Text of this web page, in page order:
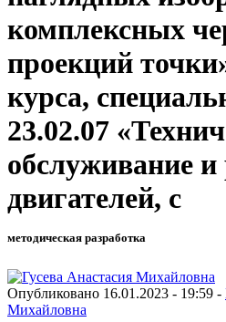
комплексных
проекций
курса,
23.02.07
обслуживание
двигателей, с
методическая разработка
Опубликовано 16.01.2023 - 19:59 -
Михайловна